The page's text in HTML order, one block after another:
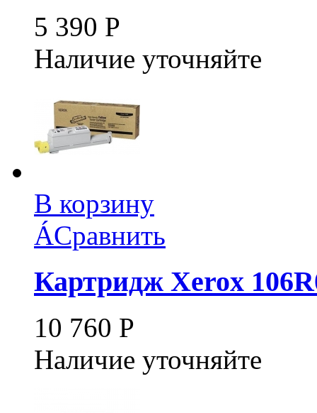
5 390 Р
Наличие уточняйте
В корзину
ÁСравнить
Картридж Xerox
10 760 Р
Наличие уточняйте